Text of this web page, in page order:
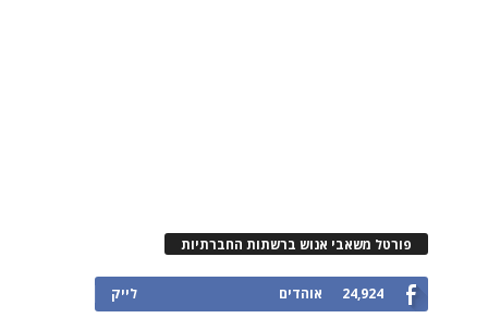
פורטל משאבי אנוש ברשתות החברתיות
24,924 אוהדים לייק